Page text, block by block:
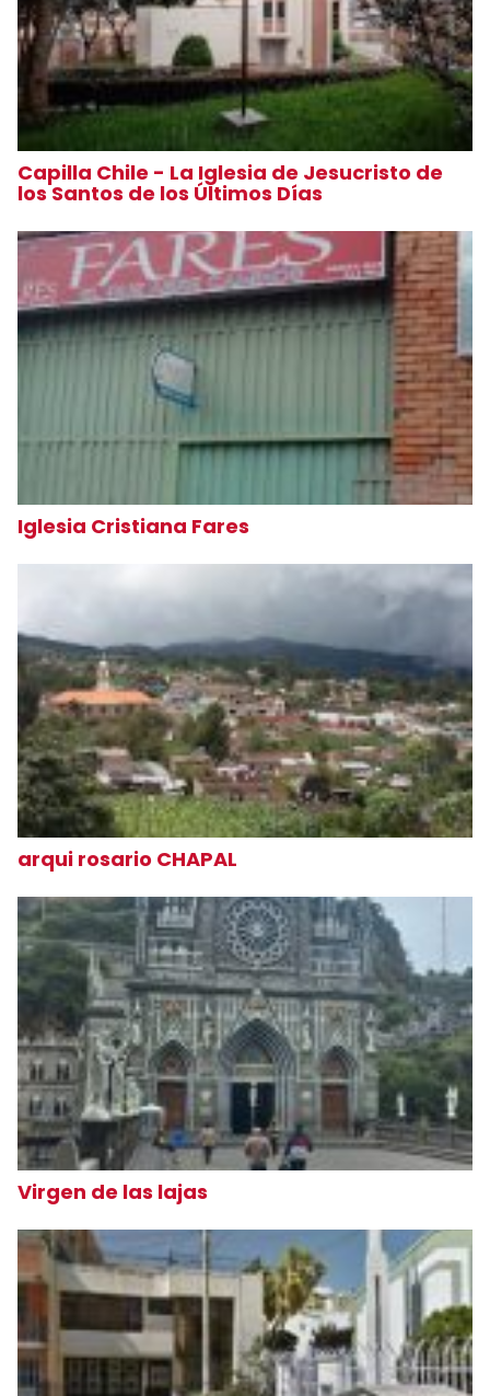
Capilla Chile - La Iglesia de Jesucristo de
los Santos de los Últimos Días
Iglesia Cristiana Fares
arqui rosario CHAPAL
Virgen de las lajas